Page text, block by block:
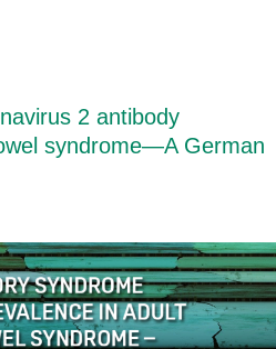
2 antibody
syndrome—A German